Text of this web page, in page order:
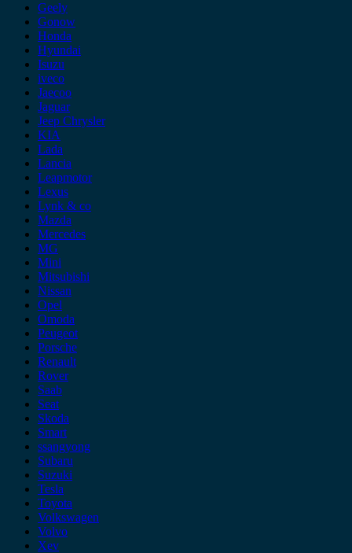
Geely
Gonow
Honda
Hyundai
Isuzu
iveco
Jaecoo
Jaguar
Jeep Chrysler
KIA
Lada
Lancia
Leapmotor
Lexus
Lynk & co
Mazda
Mercedes
MG
Mini
Mitsubishi
Nissan
Opel
Omoda
Peugeot
Porsche
Renault
Rover
Saab
Seat
Skoda
Smart
ssangyong
Subaru
Suzuki
Tesla
Toyota
Volkswagen
Volvo
Xev